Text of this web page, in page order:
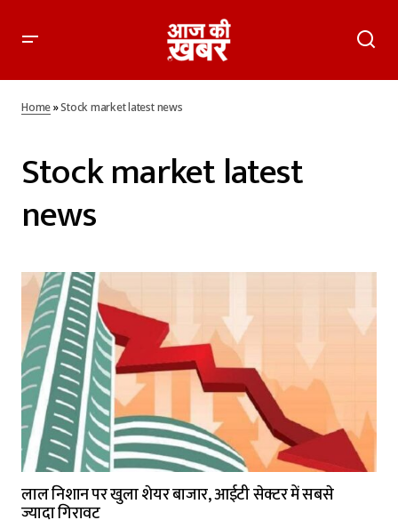
Home»Stock market latest news
Stock market latest
news
लाल निशान पर खुला शेयर बाजार, आईटी सेक्टर में सबसे
ज्यादा गिरावट